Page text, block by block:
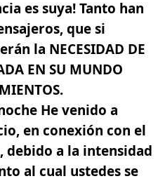
es suya! Tanto han
que si
la NECESIDAD DE
EN SU MUNDO
He venido a
en conexión con el
a la intensidad
al cual ustedes se